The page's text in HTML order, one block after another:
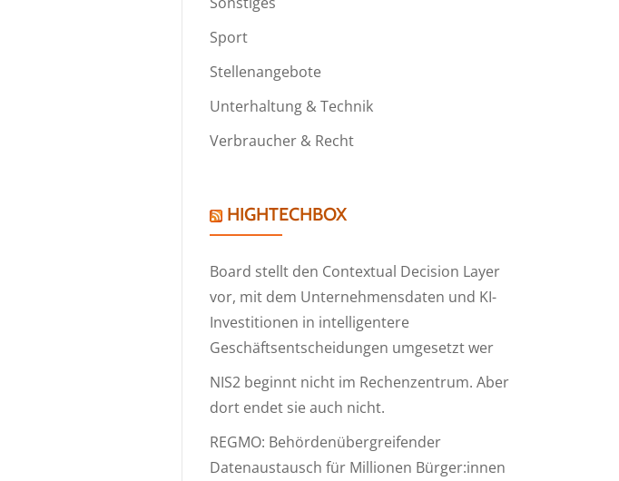
Sport
Stellenangebote
Unterhaltung & Technik
Verbraucher & Recht
HIGHTECHBOX
Board stellt den Contextual Decision Layer
vor, mit dem Unternehmensdaten und KI-
Investitionen in intelligentere
Geschäftsentscheidungen umgesetzt wer
NIS2 beginnt nicht im Rechenzentrum. Aber
dort endet sie auch nicht.
REGMO: Behördenübergreifender
Datenaustausch für Millionen Bürger:innen